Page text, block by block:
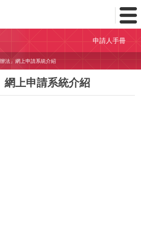
Toggle
Menu
申請人手冊
辦法」網上申請系統介紹
網上申請系統介紹